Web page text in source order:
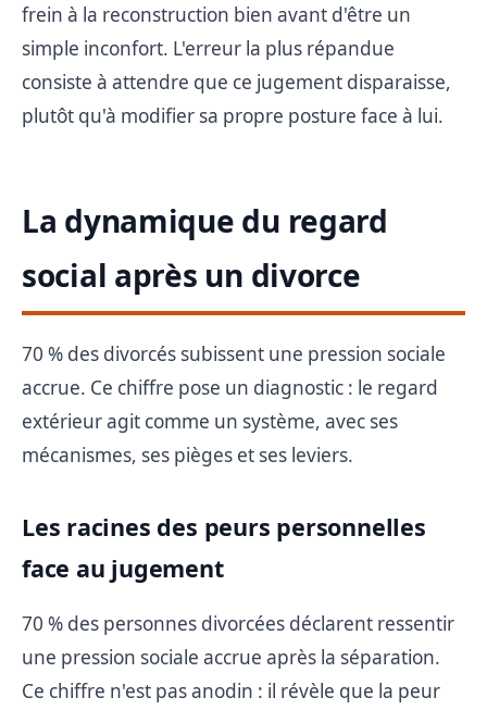
frein à la reconstruction bien avant d'être un
simple inconfort. L'erreur la plus répandue
consiste à attendre que ce jugement disparaisse,
plutôt qu'à modifier sa propre posture face à lui.
La dynamique du regard
social après un divorce
70 % des divorcés subissent une pression sociale
accrue. Ce chiffre pose un diagnostic : le regard
extérieur agit comme un système, avec ses
mécanismes, ses pièges et ses leviers.
Les racines des peurs personnelles
face au jugement
70 % des personnes divorcées déclarent ressentir
une pression sociale accrue après la séparation.
Ce chiffre n'est pas anodin : il révèle que la peur